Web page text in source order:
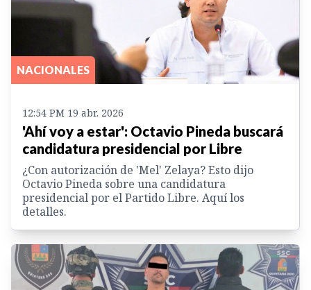
NACIONALES
12:54 PM 19 abr. 2026
'Ahí voy a estar': Octavio Pineda buscará
candidatura presidencial por Libre
¿Con autorización de 'Mel' Zelaya? Esto dijo
Octavio Pineda sobre una candidatura
presidencial por el Partido Libre. Aquí los
detalles.